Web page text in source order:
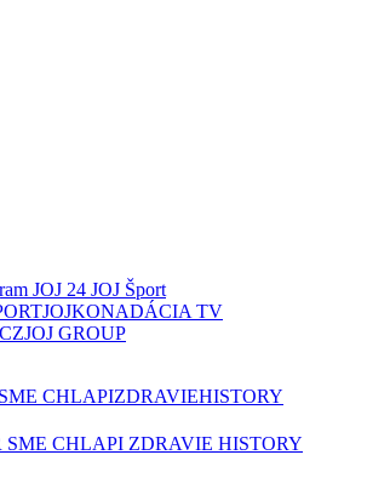
JOJ 24 JOJ Šport
JOJKONADÁCIA TV
JOJ GROUP
SME CHLAPIZDRAVIEHISTORY
SME CHLAPI ZDRAVIE HISTORY